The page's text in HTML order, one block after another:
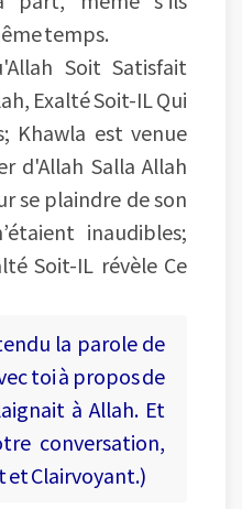
temps.
Soit Satisfait
Exalté Soit-IL Qui
Khawla est venue
d'Allah Salla Allah
se plaindre de son
inaudibles;
Soit-IL révèle Ce
la parole de
toi à propos de
à Allah. Et
conversation,
et Clairvoyant.)